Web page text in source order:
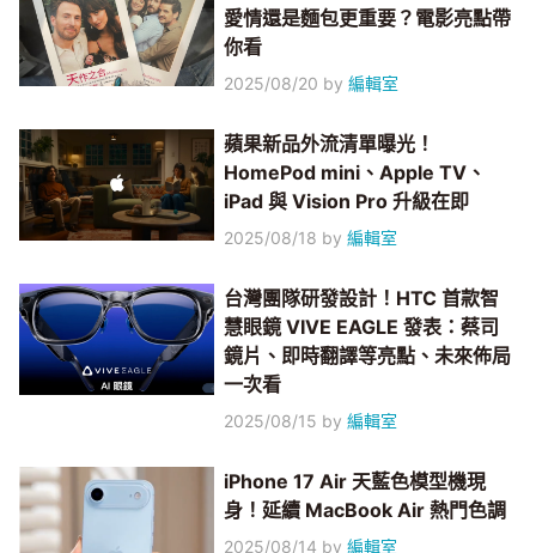
愛情還是麵包更重要？電影亮點帶
你看
2025/08/20 by編輯室
蘋果新品外流清單曝光！
HomePod mini、Apple TV、
iPad 與 Vision Pro 升級在即
2025/08/18 by編輯室
台灣團隊研發設計！HTC 首款智
慧眼鏡 VIVE EAGLE 發表：蔡司
鏡片、即時翻譯等亮點、未來佈局
一次看
2025/08/15 by編輯室
iPhone 17 Air 天藍色模型機現
身！延續 MacBook Air 熱門色調
2025/08/14 by編輯室